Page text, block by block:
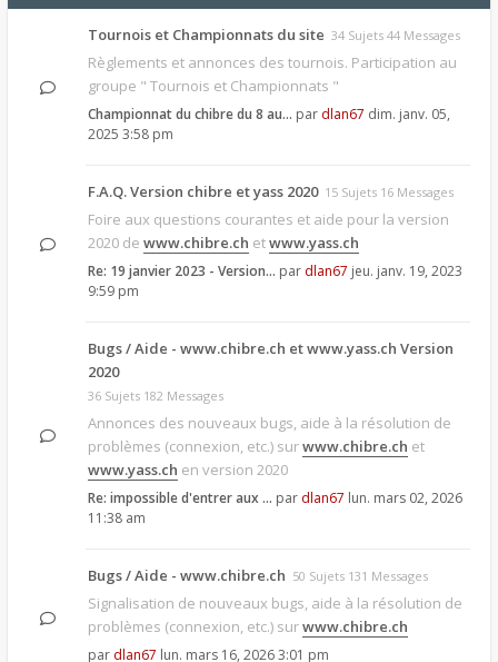
Tournois et Championnats du site 34 Sujets 44 Messages
Règlements et annonces des tournois. Participation au
groupe " Tournois et Championnats "
Championnat du chibre du 8 au… par dlan67 dim. janv. 05,
2025 3:58 pm
F.A.Q. Version chibre et yass 2020 15 Sujets 16 Messages
Foire aux questions courantes et aide pour la version
2020 de www.chibre.ch etwww.yass.ch
Re: 19 janvier 2023 - Version… par dlan67 jeu. janv. 19, 2023
9:59 pm
Bugs / Aide - www.chibre.ch et www.yass.ch Version
2020
36 Sujets 182 Messages
Annonces des nouveaux bugs, aide à la résolution de
problèmes (connexion, etc.) surwww.chibre.ch et
www.yass.ch en version 2020
Re: impossible d'entrer aux … par dlan67 lun. mars 02, 2026
11:38 am
Bugs / Aide - www.chibre.ch 50 Sujets 131 Messages
Signalisation de nouveaux bugs, aide à la résolution de
problèmes (connexion, etc.) surwww.chibre.ch
par dlan67 lun. mars 16, 2026 3:01 pm